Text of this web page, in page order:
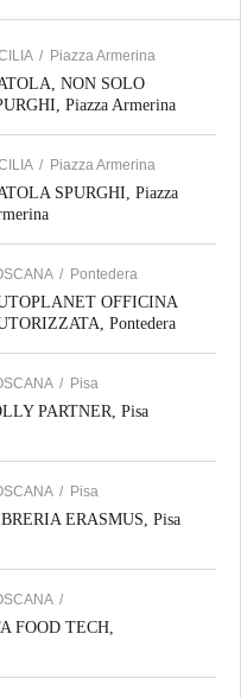
/ Piazza Armerina
NON SOLO
Piazza Armerina
/ Piazza Armerina
SPURGHI, Piazza
/ Pontedera
OFFICINA
Pontedera
/ Pisa
PARTNER, Pisa
/ Pisa
ERASMUS, Pisa
/
FOOD TECH,
BED AND BREAKFAST BAOBAB,